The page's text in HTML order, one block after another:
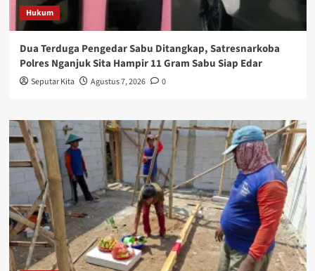
Hukum
Dua Terduga Pengedar Sabu Ditangkap, Satresnarkoba
Polres Nganjuk Sita Hampir 11 Gram Sabu Siap Edar
Seputar Kita Agustus 7, 2026 0